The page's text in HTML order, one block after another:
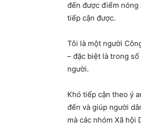
đến được điểm nóng
tiếp cận được.
Tôi là một người
– đặc biệt là trong
người.
Khó tiếp cận theo ý
đến và giúp người
mà các nhóm Xã hội